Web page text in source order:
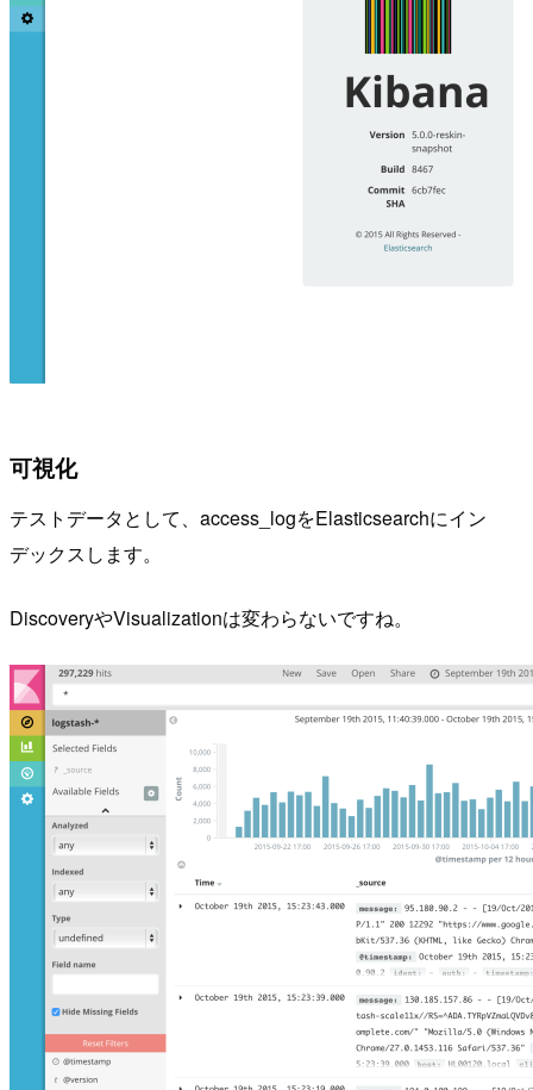
可視化
テストデータとして、access_logをElasticsearchにイン
デックスします。
DiscoveryやVisualizationは変わらないですね。